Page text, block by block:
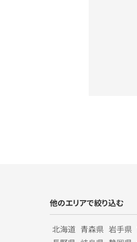
他のエリアで絞り込む
北海道 青森県 岩手県